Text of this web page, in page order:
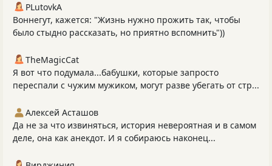
PLutоvkА
Воннегут, кажется: "Жизнь нужно прожить так, чтобы
было стыдно рассказать, но приятно вспомнить"))
TheMagicCat
Я вот что подумала...бабушки, которые запросто
переспали с чужим мужиком, могут разве убегать от стр...
Алексей Асташов
Да не за что извиняться, история невероятная и в самом
деле, она как анекдот. И я собираюсь наконец...